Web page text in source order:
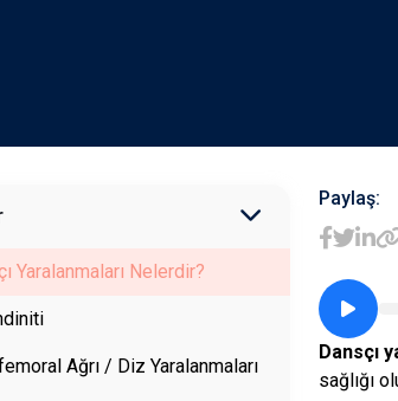
Yaralanmaları Nelerdir?
Ağrı / Diz Yaralanmaları
Paylaş:
Dansçı
sağlığı